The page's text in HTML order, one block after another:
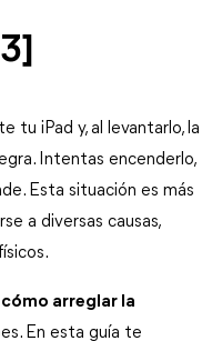
tu iPad y, al levantarlo, la
Intentas encenderlo,
Esta situación es más
a diversas causas,
cómo arreglar la
En esta guía te